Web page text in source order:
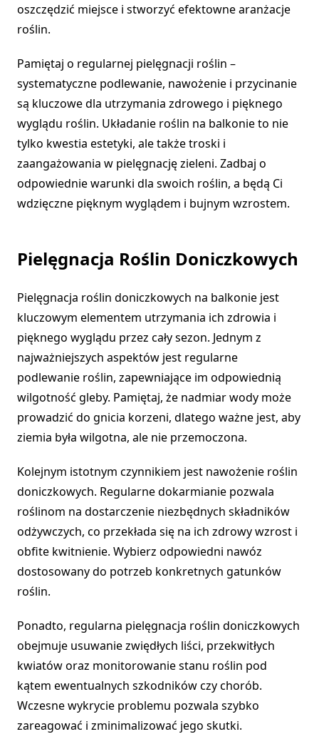
oszczędzić miejsce i stworzyć efektowne aranżacje
roślin.
Pamiętaj o regularnej pielęgnacji roślin –
systematyczne podlewanie, nawożenie i przycinanie
są kluczowe dla utrzymania zdrowego i pięknego
wyglądu roślin. Układanie roślin na balkonie to nie
tylko kwestia estetyki, ale także troski i
zaangażowania w pielęgnację zieleni. Zadbaj o
odpowiednie warunki dla swoich roślin, a będą Ci
wdzięczne pięknym wyglądem i bujnym wzrostem.
Pielęgnacja Roślin Doniczkowych
Pielęgnacja roślin doniczkowych na balkonie jest
kluczowym elementem utrzymania ich zdrowia i
pięknego wyglądu przez cały sezon. Jednym z
najważniejszych aspektów jest regularne
podlewanie roślin, zapewniające im odpowiednią
wilgotność gleby. Pamiętaj, że nadmiar wody może
prowadzić do gnicia korzeni, dlatego ważne jest, aby
ziemia była wilgotna, ale nie przemoczona.
Kolejnym istotnym czynnikiem jest nawożenie roślin
doniczkowych. Regularne dokarmianie pozwala
roślinom na dostarczenie niezbędnych składników
odżywczych, co przekłada się na ich zdrowy wzrost i
obfite kwitnienie. Wybierz odpowiedni nawóz
dostosowany do potrzeb konkretnych gatunków
roślin.
Ponadto, regularna pielęgnacja roślin doniczkowych
obejmuje usuwanie zwiędłych liści, przekwitłych
kwiatów oraz monitorowanie stanu roślin pod
kątem ewentualnych szkodników czy chorób.
Wczesne wykrycie problemu pozwala szybko
zareagować i zminimalizować jego skutki.